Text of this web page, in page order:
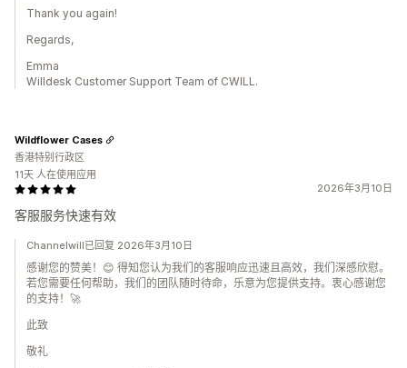
Thank you again!
Regards,
Emma
Willdesk Customer Support Team of CWILL.
2026年3月10日
客服服务快速有效
Wildflower Cases
香港特别行政区
11天 人在使用应用
Channelwill已回复 2026年3月10日
感谢您的赞美！😊 得知您认为我们的客服响应迅速且高效，我们深感欣慰。
若您需要任何帮助，我们的团队随时待命，乐意为您提供支持。衷心感谢您
的支持！🚀
此致
敬礼